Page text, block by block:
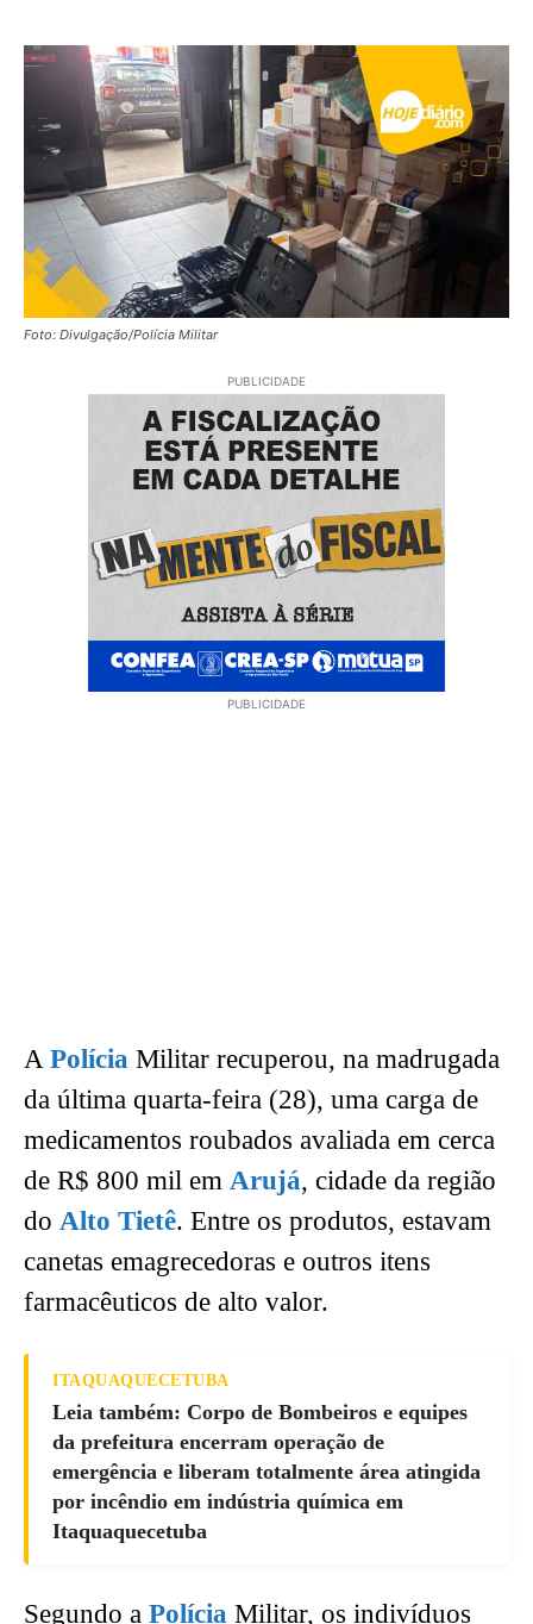
Foto: Divulgação/Polícia Militar
PUBLICIDADE
PUBLICIDADE
A Polícia Militar recuperou, na madrugada
da última quarta-feira (28), uma carga de
medicamentos roubados avaliada em cerca
de R$ 800 mil em Arujá, cidade da região
do Alto Tietê. Entre os produtos, estavam
canetas emagrecedoras e outros itens
farmacêuticos de alto valor.
ITAQUAQUECETUBA
Leia também: Corpo de Bombeiros e equipes
da prefeitura encerram operação de
emergência e liberam totalmente área atingida
por incêndio em indústria química em
Itaquaquecetuba
Segundo a Polícia Militar, os indivíduos